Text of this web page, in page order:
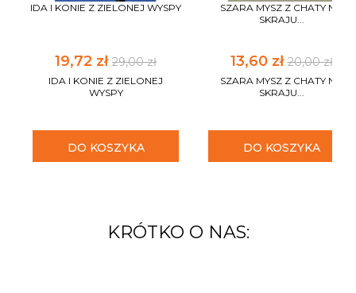
IDA I KONIE Z ZIELONEJ WYSPY
19,72 zł 29,00 zł
IDA I KONIE Z ZIELONEJ
WYSPY
DO KOSZYKA
SZARA MYSZ Z CHATY NA
SKRAJU...
13,60 zł20,00 zł
SZARA MYSZ Z CHATY NA
SKRAJU...
DO KOSZYKA
KRÓTKO O NAS: